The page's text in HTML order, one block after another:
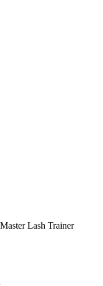
Lash Trainer